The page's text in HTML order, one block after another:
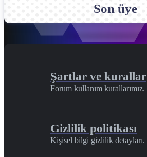
Son üye
Şartlar ve kurallar
Forum kullanım kurallarımız.
Gizlilik politikası
Kişisel bilgi gizlilik detayları.